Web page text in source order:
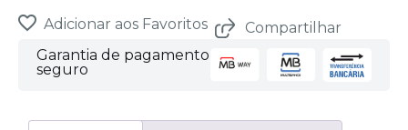
is
0,00 €
Adicionar aos Favoritos
Compartilhar
Garantia de pagamento
seguro